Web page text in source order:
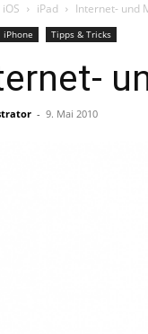
iOS iPad Internet- und
iPhone Tipps & Tricks
- 9. Mai 2010